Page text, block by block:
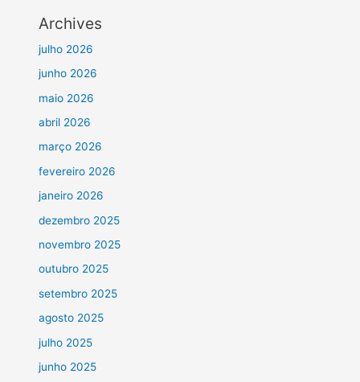
Archives
julho 2026
junho 2026
maio 2026
abril 2026
março 2026
fevereiro 2026
janeiro 2026
dezembro 2025
novembro 2025
outubro 2025
setembro 2025
agosto 2025
julho 2025
junho 2025